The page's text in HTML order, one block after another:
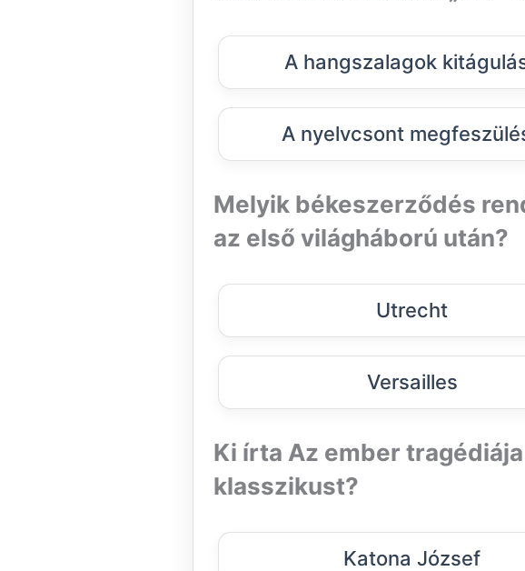
A hangszalagok
A nyelvcsont
Melyik békeszerződés
az első világháború után?
Utrecht
Versailles
Ki írta Az ember
klasszikust?
Katona József